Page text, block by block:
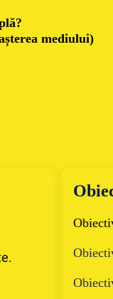
mediului)